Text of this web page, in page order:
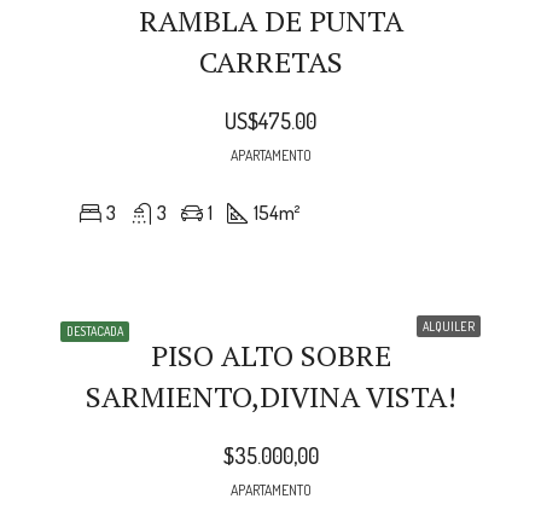
RAMBLA DE PUNTA
CARRETAS
US$475.00
APARTAMENTO
3 3 1 154m²
DESTACADA ALQUILER
PISO ALTO SOBRE
SARMIENTO,DIVINA VISTA!
$35.000,00
APARTAMENTO